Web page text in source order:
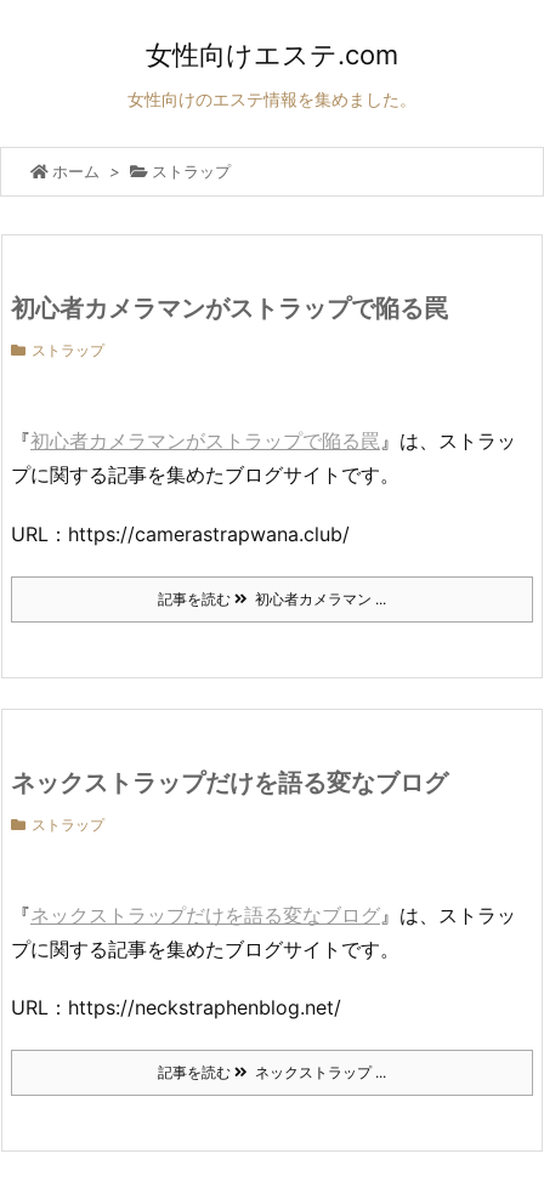
女性向けエステ.com
女性向けのエステ情報を集めました。
ホーム > ストラップ
初心者カメラマンがストラップで陥る罠
ストラップ
『初心者カメラマンがストラップで陥る罠』は、ストラッ
プに関する記事を集めたブログサイトです。
URL：https://camerastrapwana.club/
記事を読む 初心者カメラマン ...
ネックストラップだけを語る変なブログ
ストラップ
『ネックストラップだけを語る変なブログ 』は、ストラッ
プに関する記事を集めたブログサイトです。
URL：https://neckstraphenblog.net/
記事を読む ネックストラップ ...